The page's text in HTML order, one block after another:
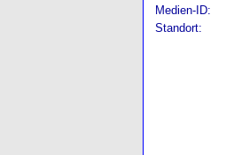
Medien-ID:
Standort: